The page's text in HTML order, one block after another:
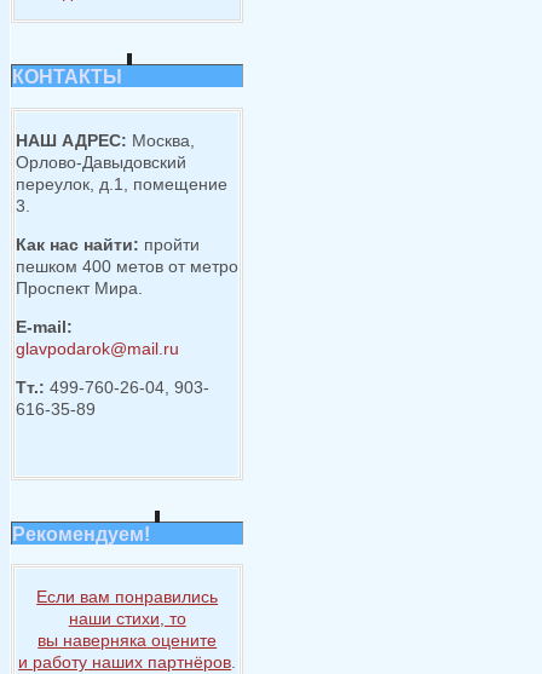
КОНТАКТЫ
НАШ АДРЕС: Москва,
Орлово-Давыдовский
переулок, д.1, помещение
3.
Как нас найти: пройти
пешком 400 метов от метро
Проспект Мира.
E-mail:
glavpodarok@mail.ru
Тт.: 499-760-26-04, 903-
616-35-89
Рекомендуем!
Если вам понравились
наши стихи, то
вы наверняка оцените
и работу наших партнёров.